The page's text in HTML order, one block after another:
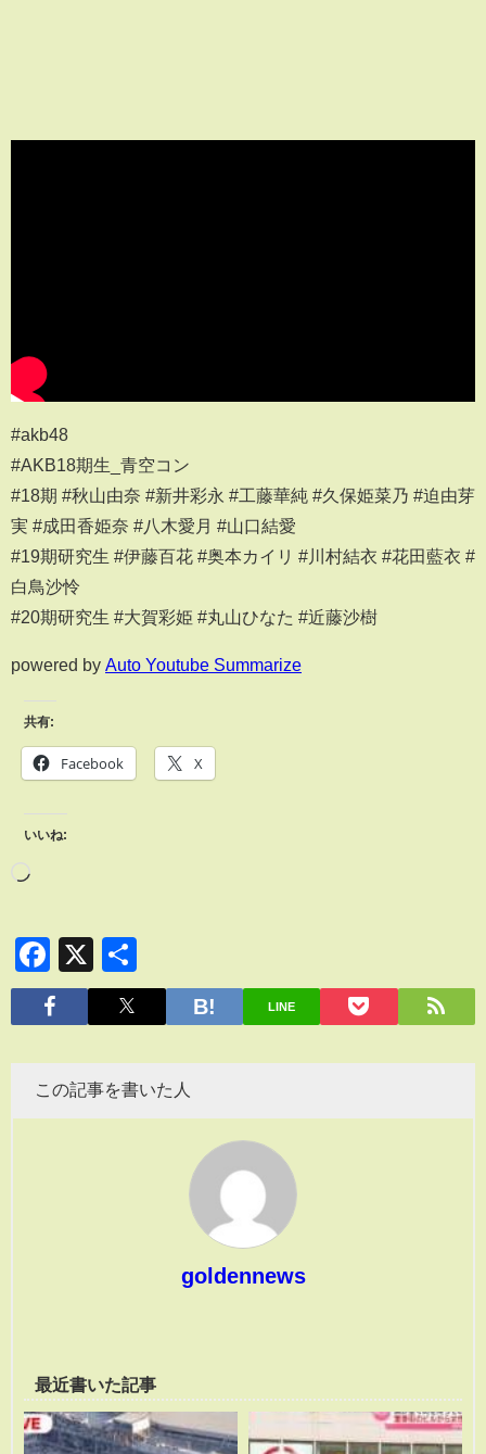
#akb48
#AKB18期生_青空コン
#18期 #秋山由奈 #新井彩永 #工藤華純 #久保姫菜乃 #迫由芽
実 #成田香姫奈 #八木愛月 #山口結愛
#19期研究生 #伊藤百花 #奥本カイリ #川村結衣 #花田藍衣 #
白鳥沙怜
#20期研究生 #大賀彩姫 #丸山ひなた #近藤沙樹
powered by Auto Youtube Summarize
共有:
Facebook X
いいね:
Facebook
X
有
LINE
この記事を書いた人
goldennews
最近書いた記事